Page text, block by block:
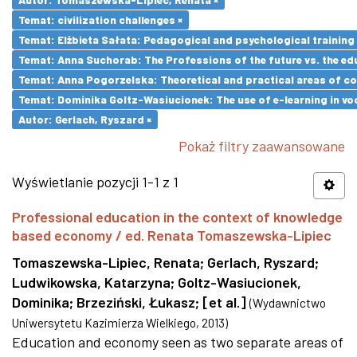
Temat: civilization challenges ×
Temat: Elżbieta Sałata: Pedagogical and psychological
Temat: Anna Suchorab: The Professions of the future vs. the
Temat: Anna Pogorzelska: Theoretical and practical areas of
Temat: Dominika Goltz-Wasiucionek: The use of e-learning in
Autor: Gerlach, Ryszard ×
Pokaż filtry zaawansowane
Wyświetlanie pozycji 1-1 z 1
Professional education in the context of knowledge
based economy / ed. Renata Tomaszewska-Lipiec
Tomaszewska-Lipiec, Renata; Gerlach, Ryszard;
Ludwikowska, Katarzyna; Goltz-Wasiucionek,
Dominika; Brzeziński, Łukasz; [et al.] (Wydawnictwo
Uniwersytetu Kazimierza Wielkiego, 2013)
Education and economy seen as two separate areas of